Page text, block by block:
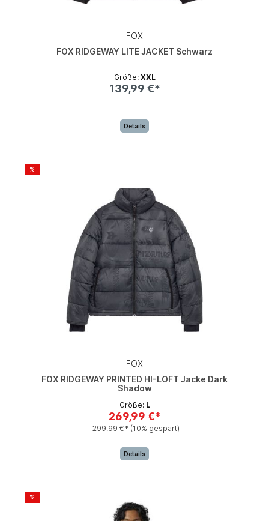
FOX
FOX RIDGEWAY LITE JACKET Schwarz
Größe: XXL
139,99 €*
Details
%
FOX
FOX RIDGEWAY PRINTED HI-LOFT Jacke Dark
Shadow
Größe: L
269,99 €*
299,99 €* (10% gespart)
Details
%